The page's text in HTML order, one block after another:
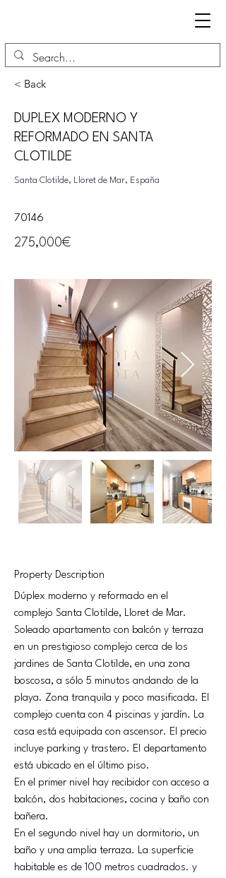
< Back
DUPLEX MODERNO Y
REFORMADO EN SANTA
CLOTILDE
Santa Clotilde, Lloret de Mar, España
70146
275,000€
Property Description
Dúplex moderno y reformado en el
complejo Santa Clotilde, Lloret de Mar.
Soleado apartamento con balcón y terraza
en un prestigioso complejo cerca de los
jardines de Santa Clotilde, en una zona
boscosa, a sólo 5 minutos andando de la
playa. Zona tranquila y poco masificada. El
complejo cuenta con 4 piscinas y jardín. La
casa está equipada con ascensor. El precio
incluye parking y trastero. El departamento
está ubicado en el último piso.
En el primer nivel hay recibidor con acceso a
balcón, dos habitaciones, cocina y baño con
bañera.
En el segundo nivel hay un dormitorio, un
baño y una amplia terraza. La superficie
habitable es de 100 metros cuadrados. y